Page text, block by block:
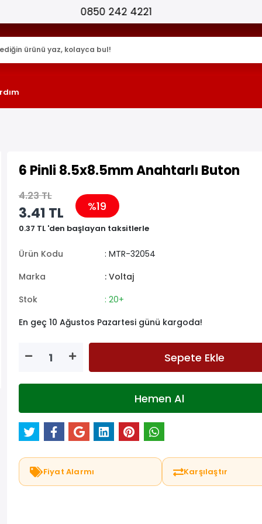
25.000+ AKTİF ÜRÜN !
6 Pinli 8.5x8.5mm Anahtarlı Buton
4.23 TL
3.41 TL %19
0.37 TL 'den başlayan taksitlerle
Ürün Kodu
: MTR-32054
Marka
: Voltaj
Stok
: 20+
En geç 10 Ağustos Pazartesi günü kargoda!
Sepete Ekle
Hemen Al
Fiyat Alarmı Karşılaştır